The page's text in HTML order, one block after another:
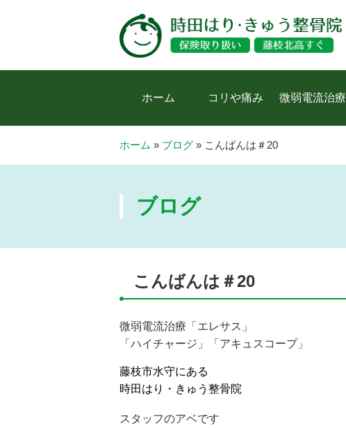
ホーム コリや痛み 微弱電流治療
ホーム » ブログ » こんばんは＃20
ブログ
こんばんは＃20
微弱電流治療「エレサス」
「ハイチャージ」「アキュスコープ」
藤枝市水守にある
時田はり・きゅう整骨院
スタッフのアベです